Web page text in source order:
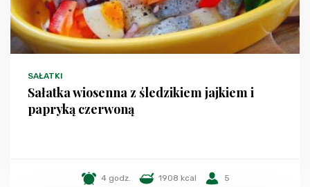
SAŁATKI
Sałatka wiosenna z śledzikiem jajkiem i
papryką czerwoną
4 godz. 1908 kcal 5